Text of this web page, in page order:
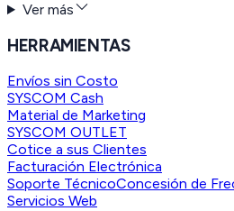
Ver más
HERRAMIENTAS
Envíos sin Costo
SYSCOM Cash
Material de Marketing
SYSCOM OUTLET
Cotice a sus Clientes
Facturación Electrónica
Soporte TécnicoConcesión de
Servicios Web